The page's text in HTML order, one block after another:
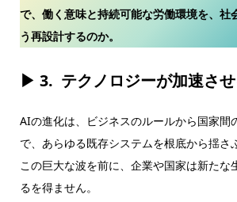
で、働く意味と持続可能な労働環境を、社
う再設計するのか。
▶ 3. テクノロジーが加速さ
AIの進化は、ビジネスのルールから国家間
で、あらゆる既存システムを根底から揺さ
この巨大な波を前に、企業や国家は新たな
るを得ません。